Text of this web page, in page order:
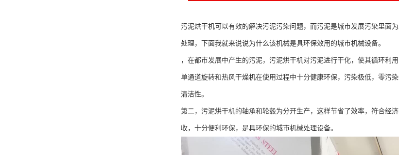
污泥烘干机可以有效的解决污泥污染问题，而污泥是城市发展污染里面
处理，下面我就来说说为什么该机械是具环保效用的城市机械设备。
，在都市发展中产生的污泥，污泥烘干机对污泥进行干化，使其循环利
单通道旋转和热风干燥机在使用过程中十分健康环保，污染极低，零污
清洁性。
第二，污泥烘干机的轴承和轮毂为分开生产，这样节省了效率，符合经
收，十分便利环保，是具环保的城市机械处理设备。